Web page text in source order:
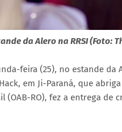
da Alero na RRSI (Foto:
feira (25), no estande da
em Ji-Paraná, que
RO), fez a entrega de